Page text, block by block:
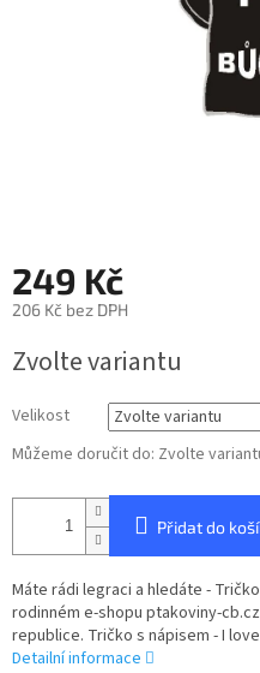
249 Kč
206 Kč bez DPH
cena:
Zvolte variantu
Velikost
Můžeme doručit do: Zvolte
Přidat do
Máte rádi legraci a hledáte -
rodinném e-shopu ptakoviny-
republice. Tričko s nápisem - I
Detailní informace